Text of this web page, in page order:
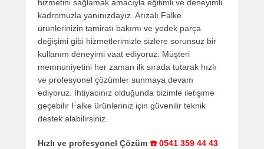
hizmetini sağlamak amacıyla eğitimli ve deneyimli
kadromuzla yanınızdayız. Arızalı Falke
ürünlerinizin tamiratı bakımı ve yedek parça
değişimi gibi hizmetlerimizle sizlere sorunsuz bir
kullanım deneyimi vaat ediyoruz. Müşteri
memnuniyetini her zaman ilk sırada tutarak hızlı
ve profesyonel çözümler sunmaya devam
ediyoruz. İhtiyacınız olduğunda bizimle iletişime
geçebilir Falke ürünleriniz için güvenilir teknik
destek alabilirsiniz.
Hızlı ve profesyonel Çözüm ☎️ 0541 359 44 43